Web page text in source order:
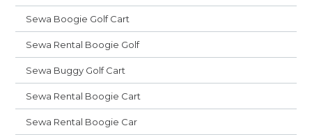
Sewa Boogie Golf Cart
Sewa Rental Boogie Golf
Sewa Buggy Golf Cart
Sewa Rental Boogie Cart
Sewa Rental Boogie Car